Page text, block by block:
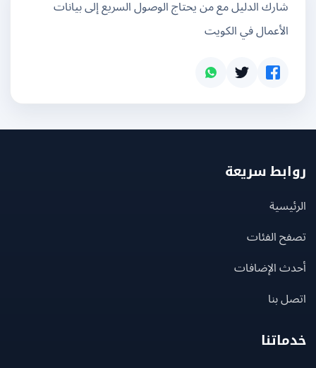
شارك الدليل مع من يحتاج الوصول السريع إلى بيانات
الأعمال في الكويت
سريعة
الفئات
الإضافات
بنا